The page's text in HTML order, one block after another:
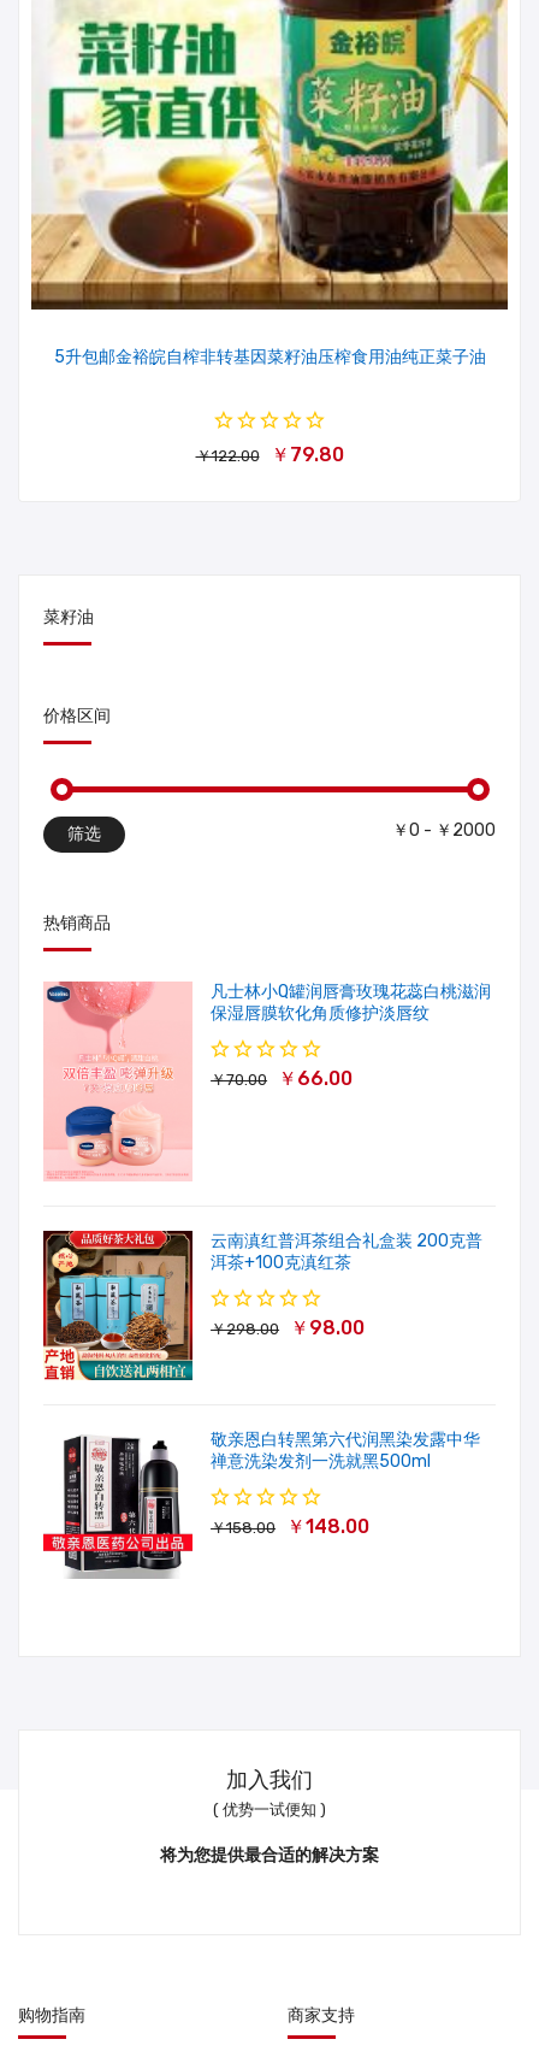
5升包邮金裕皖自榨非转基因菜籽油压榨食用油纯正菜子油
￥122.00 ￥79.80
菜籽油
价格区间
筛选 ￥0 - ￥2000
热销商品
凡士林小Q罐润唇膏玫瑰花蕊白桃滋润
保湿唇膜软化角质修护淡唇纹
￥70.00 ￥66.00
云南滇红普洱茶组合礼盒装 200克普
洱茶+100克滇红茶
￥298.00 ￥98.00
敬亲恩白转黑第六代润黑染发露中华
禅意洗染发剂一洗就黑500ml
￥158.00 ￥148.00
加入我们
( 优势一试便知 )
将为您提供最合适的解决方案
购物指南 商家支持